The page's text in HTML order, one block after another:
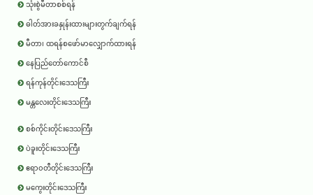
သုံးစွဲမီတာစစ်ရန်
ဓါတ်အားခနှုန်းထားများတွက်ချက်ရန်
မီတာ၊ ထရန်စဖော်မာလျှောက်ထားရန်
နေပြည်တော်ကောင်စီ
ရန်ကုန်တိုင်းဒေသကြီး
မန္တလေးတိုင်းဒေသကြီး
စစ်ကိုင်းတိုင်းဒေသကြီး
ပဲခူးတိုင်းဒေသကြီး
ဧရာ၀တီတိုင်းဒေသကြီး
မကွေးတိုင်းဒေသကြီး